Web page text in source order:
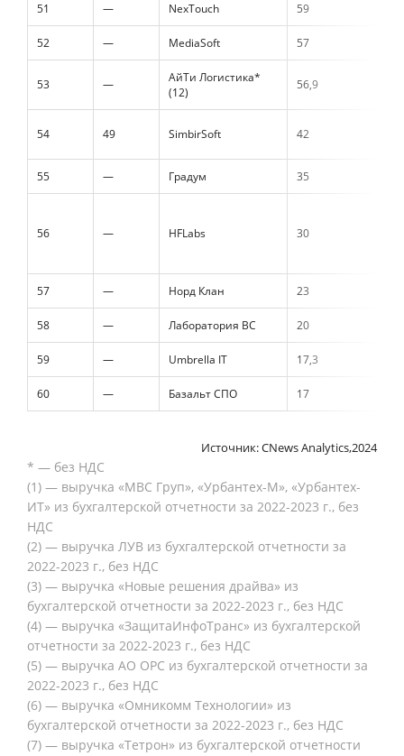
51 — NexTouch 59
52 — MediaSoft 57
53 —
АйТи Логистика*
(12)
56,9
54 49 SimbirSoft 42
55 — Градум 35
56 — HFLabs 30
57 — Норд Клан 23
58 — Лаборатория ВС 20
59 — Umbrella IT 17,3
60 — Базальт СПО 17
Источник: CNews Analytics,2024
* — без НДС
(1) — выручка «МВС Груп», «Урбантех-М», «Урбантех-
ИТ» из бухгалтерской отчетности за 2022-2023 г., без
НДС
(2) — выручка ЛУВ из бухгалтерской отчетности за
2022-2023 г., без НДС
(3) — выручка «Новые решения драйва» из
бухгалтерской отчетности за 2022-2023 г., без НДС
(4) — выручка «ЗащитаИнфоТранс» из бухгалтерской
отчетности за 2022-2023 г., без НДС
(5) — выручка АО ОРС из бухгалтерской отчетности за
2022-2023 г., без НДС
(6) — выручка «Омникомм Технологии» из
бухгалтерской отчетности за 2022-2023 г., без НДС
(7) — выручка «Тетрон» из бухгалтерской отчетности